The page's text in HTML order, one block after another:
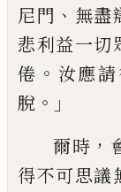
尼門 、 無盡
悲利益一切
倦 。 汝應請
脫 。」
爾時 ，
得不可思議